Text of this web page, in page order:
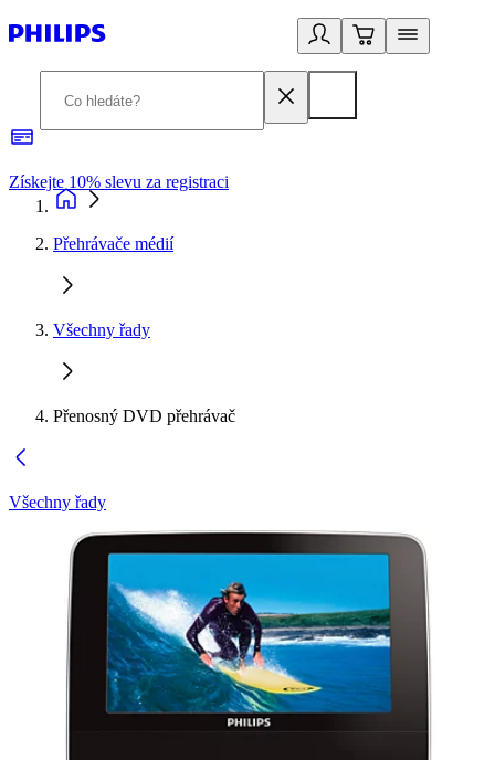
Získejte 10% slevu za registraci
Přehrávače médií
Všechny řady
Přenosný DVD přehrávač
Všechny řady